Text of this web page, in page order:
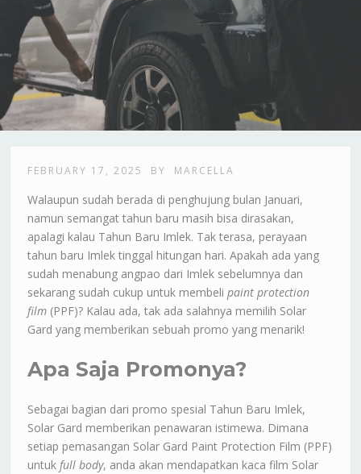
FEBRUARY 17, 2025 BY MARCELLA
Walaupun sudah berada di penghujung bulan Januari,
namun semangat tahun baru masih bisa dirasakan,
apalagi kalau Tahun Baru Imlek. Tak terasa, perayaan
tahun baru Imlek tinggal hitungan hari. Apakah ada yang
sudah menabung angpao dari Imlek sebelumnya dan
sekarang sudah cukup untuk membelipaint protection
film (PPF)? Kalau ada, tak ada salahnya memilih Solar
Gard yang memberikan sebuah promo yang menarik!
Apa Saja Promonya?
Sebagai bagian dari promo spesial Tahun Baru Imlek,
Solar Gard memberikan penawaran istimewa. Dimana
setiap pemasangan Solar Gard Paint Protection Film (PPF)
untukfull body, anda akan mendapatkan kaca film Solar